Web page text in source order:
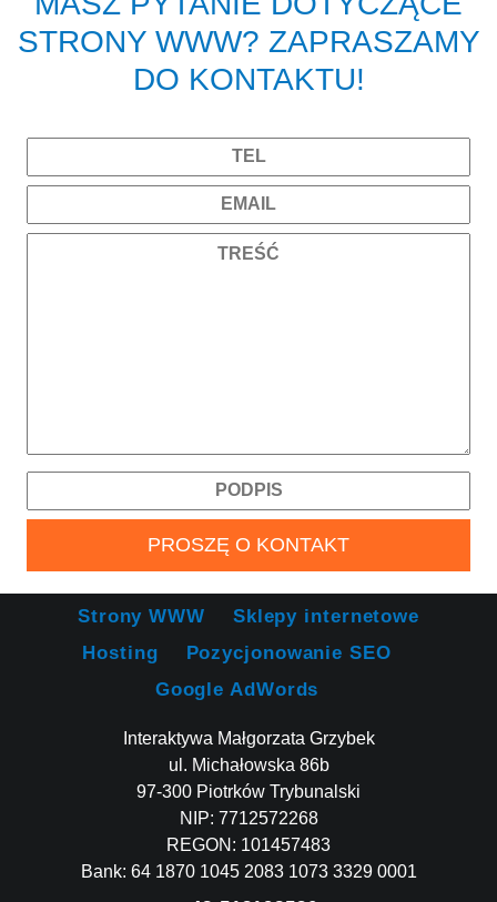
STRONY WWW? ZAPRASZAMY
DO KONTAKTU!
Strony WWW
Sklepy internetowe
Hosting
Pozycjonowanie SEO
Google AdWords
Interaktywa Małgorzata Grzybek
ul. Michałowska 86b
97-300 Piotrków Trybunalski
NIP: 7712572268
REGON: 101457483
Bank: 64 1870 1045 2083 1073 3329 0001